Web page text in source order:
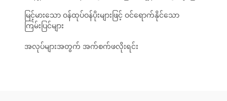
မြင့်မားသော ဝန်ထုပ်ဝန်ပိုးများဖြင့် ဝင်ရောက်နိုင်သော
ကြမ်းပြင်များ
အလုပ်များအတွက် အက်စက်ဖလိုးရင်း